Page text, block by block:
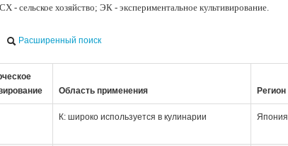
сельское хозяйство; ЭК - экспериментальное культивирование.
Расширенный поиск
Область применения Регион
К: широко используется в кулинарии Япония